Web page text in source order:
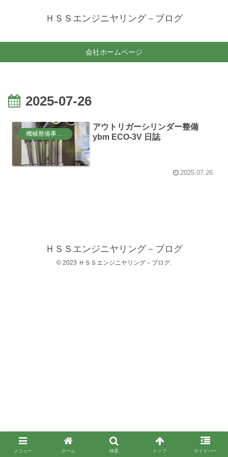
ＨＳＳエンジニヤリング－ブログ
会社ホームページ
2025-07-26
機械整備事業部
アウトリガーシリンダー整備
ybm ECO-3V 日誌
2025.07.26
ＨＳＳエンジニヤリング－ブログ
© 2023 ＨＳＳエンジニヤリング－ブログ.
メニュー ホーム 検索 トップ サイドバー